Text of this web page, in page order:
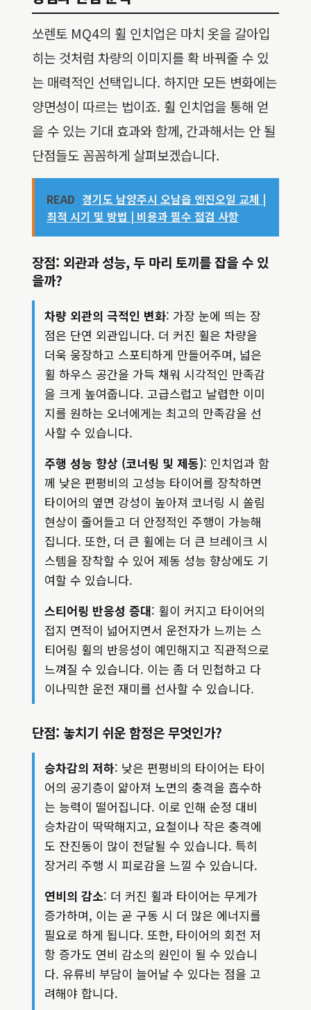
쏘렌토 MQ4의 휠 인치업은 마치 옷을 갈아입
히는 것처럼 차량의 이미지를 확 바꿔줄 수 있
는 매력적인 선택입니다. 하지만 모든 변화에는
양면성이 따르는 법이죠. 휠 인치업을 통해 얻
을 수 있는 기대 효과와 함께, 간과해서는 안 될
단점들도 꼼꼼하게 살펴보겠습니다.
READ 경기도 남양주시 오남읍 엔진오일 교체 |
최적 시기 및 방법 | 비용과 필수 점검 사항
장점: 외관과 성능, 두 마리 토끼를 잡을 수 있
을까?
차량 외관의 극적인 변화: 가장 눈에 띄는 장
점은 단연 외관입니다. 더 커진 휠은 차량을
더욱 웅장하고 스포티하게 만들어주며, 넓은
휠 하우스 공간을 가득 채워 시각적인 만족감
을 크게 높여줍니다. 고급스럽고 날렵한 이미
지를 원하는 오너에게는 최고의 만족감을 선
사할 수 있습니다.
주행 성능 향상 (코너링 및 제동): 인치업과 함
께 낮은 편평비의 고성능 타이어를 장착하면
타이어의 옆면 강성이 높아져 코너링 시 쏠림
현상이 줄어들고 더 안정적인 주행이 가능해
집니다. 또한, 더 큰 휠에는 더 큰 브레이크 시
스템을 장착할 수 있어 제동 성능 향상에도 기
여할 수 있습니다.
스티어링 반응성 증대: 휠이 커지고 타이어의
접지 면적이 넓어지면서 운전자가 느끼는 스
티어링 휠의 반응성이 예민해지고 직관적으로
느껴질 수 있습니다. 이는 좀 더 민첩하고 다
이나믹한 운전 재미를 선사할 수 있습니다.
단점: 놓치기 쉬운 함정은 무엇인가?
승차감의 저하: 낮은 편평비의 타이어는 타이
어의 공기층이 얇아져 노면의 충격을 흡수하
는 능력이 떨어집니다. 이로 인해 순정 대비
승차감이 딱딱해지고, 요철이나 작은 충격에
도 잔진동이 많이 전달될 수 있습니다. 특히
장거리 주행 시 피로감을 느낄 수 있습니다.
연비의 감소: 더 커진 휠과 타이어는 무게가
증가하며, 이는 곧 구동 시 더 많은 에너지를
필요로 하게 됩니다. 또한, 타이어의 회전 저
항 증가도 연비 감소의 원인이 될 수 있습니
다. 유류비 부담이 늘어날 수 있다는 점을 고
려해야 합니다.